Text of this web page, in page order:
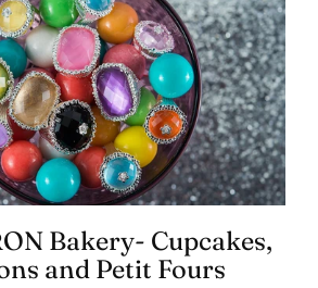
Bakery- Cupcakes,
and Petit Fours